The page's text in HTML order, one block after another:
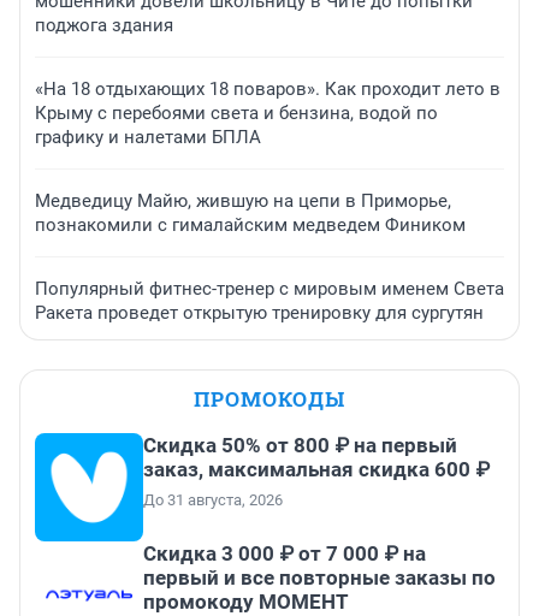
поджога здания
«На 18 отдыхающих 18 поваров». Как проходит лето в
Крыму с перебоями света и бензина, водой по
графику и налетами БПЛА
Медведицу Майю, жившую на цепи в Приморье,
познакомили с гималайским медведем Фиником
Популярный фитнес-тренер с мировым именем Света
Ракета проведет открытую тренировку для сургутян
ПРОМОКОДЫ
Скидка 50% от 800 ₽ на первый
заказ, максимальная скидка 600 ₽
До 31 августа, 2026
Скидка 3 000 ₽ от 7 000 ₽ на
первый и все повторные заказы по
промокоду МОМЕНТ